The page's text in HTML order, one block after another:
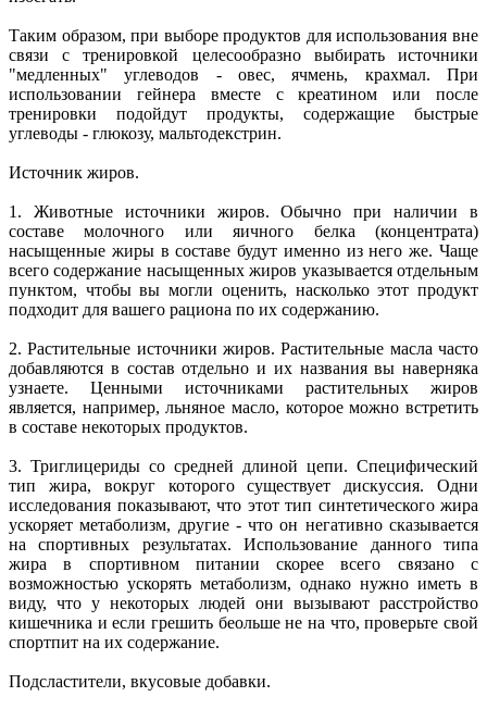
Таким образом, при выборе продуктов для использования вне
связи с тренировкой целесообразно выбирать источники
"медленных" углеводов - овес, ячмень, крахмал. При
использовании гейнера вместе с креатином или после
тренировки подойдут продукты, содержащие быстрые
углеводы - глюкозу, мальтодекстрин.
Источник жиров.
1. Животные источники жиров. Обычно при наличии в
составе молочного или яичного белка (концентрата)
насыщенные жиры в составе будут именно из него же. Чаще
всего содержание насыщенных жиров указывается отдельным
пунктом, чтобы вы могли оценить, насколько этот продукт
подходит для вашего рациона по их содержанию.
2. Растительные источники жиров. Растительные масла часто
добавляются в состав отдельно и их названия вы наверняка
узнаете. Ценными источниками растительных жиров
является, например, льняное масло, которое можно встретить
в составе некоторых продуктов.
3. Триглицериды со средней длиной цепи. Специфический
тип жира, вокруг которого существует дискуссия. Одни
исследования показывают, что этот тип синтетического жира
ускоряет метаболизм, другие - что он негативно сказывается
на спортивных результатах. Использование данного типа
жира в спортивном питании скорее всего связано с
возможностью ускорять метаболизм, однако нужно иметь в
виду, что у некоторых людей они вызывают расстройство
кишечника и если грешить беольше не на что, проверьте свой
спортпит на их содержание.
Подсластители, вкусовые добавки.